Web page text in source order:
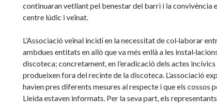
continuaran vetllant pel benestar del barri i la convivència
centre lúdic i veïnat.
L’Associació veïnal incidí en la necessitat de col·laborar
ambdues entitats en allò que va més enllà a les
discoteca; concretament, en l’eradicació dels actes
produeixen fora del recinte de la discoteca. L’associació
havien pres diferents mesures al respecte i que els cossos
Lleida estaven informats. Per la seva part, els